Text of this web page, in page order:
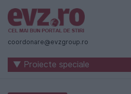
Știri
naționale
internaționale
coordonare@evzgroup.ro
▼ Proiecte speciale